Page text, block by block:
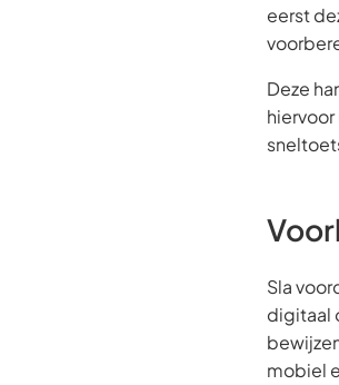
eerst
Deze
Sla
digitaal
mobiel